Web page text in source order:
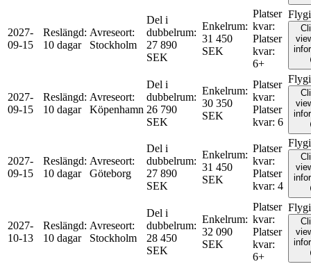
2027-
09-15
Reslängd:
10 dagar
Avreseort:
Stockholm
Del i
dubbelrum:
27 890
SEK
Enkelrum:
31 450
SEK
Platser
kvar:
Platser
kvar:
6+
2027-
09-15
Reslängd:
10 dagar
Avreseort:
Köpenhamn
Del i
dubbelrum:
26 790
SEK
Enkelrum:
30 350
SEK
Platser
kvar:
Platser
kvar: 6
2027-
09-15
Reslängd:
10 dagar
Avreseort:
Göteborg
Del i
dubbelrum:
27 890
SEK
Enkelrum:
31 450
SEK
Platser
kvar:
Platser
kvar: 4
2027-
10-13
Reslängd:
10 dagar
Avreseort:
Stockholm
Del i
dubbelrum:
28 450
SEK
Enkelrum:
32 090
SEK
Platser
kvar:
Platser
kvar:
6+